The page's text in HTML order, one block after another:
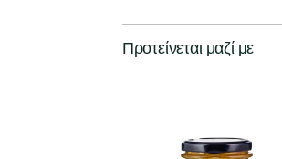
Προτείνεται μαζί με